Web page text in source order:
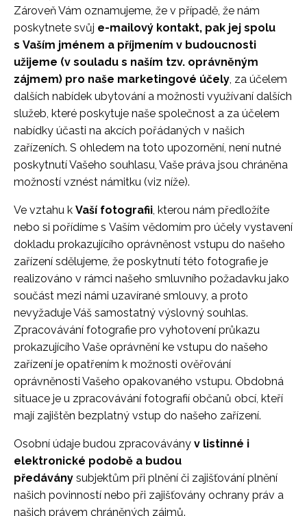
Zároveň Vám oznamujeme, že v případě, že nám
poskytnete svůj e-mailový kontakt, pak jej spolu
s Vaším jménem a příjmením v budoucnosti
užijeme (v souladu s naším tzv. oprávněným
zájmem) pro naše marketingové účely, za účelem
dalších nabídek ubytování a možnosti využívaní dalších
služeb, které poskytuje naše společnost a za účelem
nabídky účasti na akcích pořádaných v našich
zařízeních. S ohledem na toto upozornění, není nutné
poskytnutí Vašeho souhlasu, Vaše práva jsou chráněna
možností vznést námitku (viz níže).
Ve vztahu k Vaší fotografii, kterou nám předložíte
nebo si pořídíme s Vaším vědomím pro účely vystavení
dokladu prokazujícího oprávněnost vstupu do našeho
zařízení sdělujeme, že poskytnutí této fotografie je
realizováno v rámci našeho smluvního požadavku jako
součást mezi námi uzavírané smlouvy, a proto
nevyžaduje Váš samostatný výslovný souhlas.
Zpracovávání fotografie pro vyhotovení průkazu
prokazujícího Vaše oprávnění ke vstupu do našeho
zařízení je opatřením k možnosti ověřování
oprávněnosti Vašeho opakovaného vstupu. Obdobná
situace je u zpracovávání fotografií občanů obcí, kteří
mají zajištěn bezplatný vstup do našeho zařízení.
Osobní údaje budou zpracovávány v listinné i
elektronické podobě a budou
předávány subjektům při plnění či zajišťování plnění
našich povinností nebo při zajišťovány ochrany práv a
našich právem chráněných zájmů.